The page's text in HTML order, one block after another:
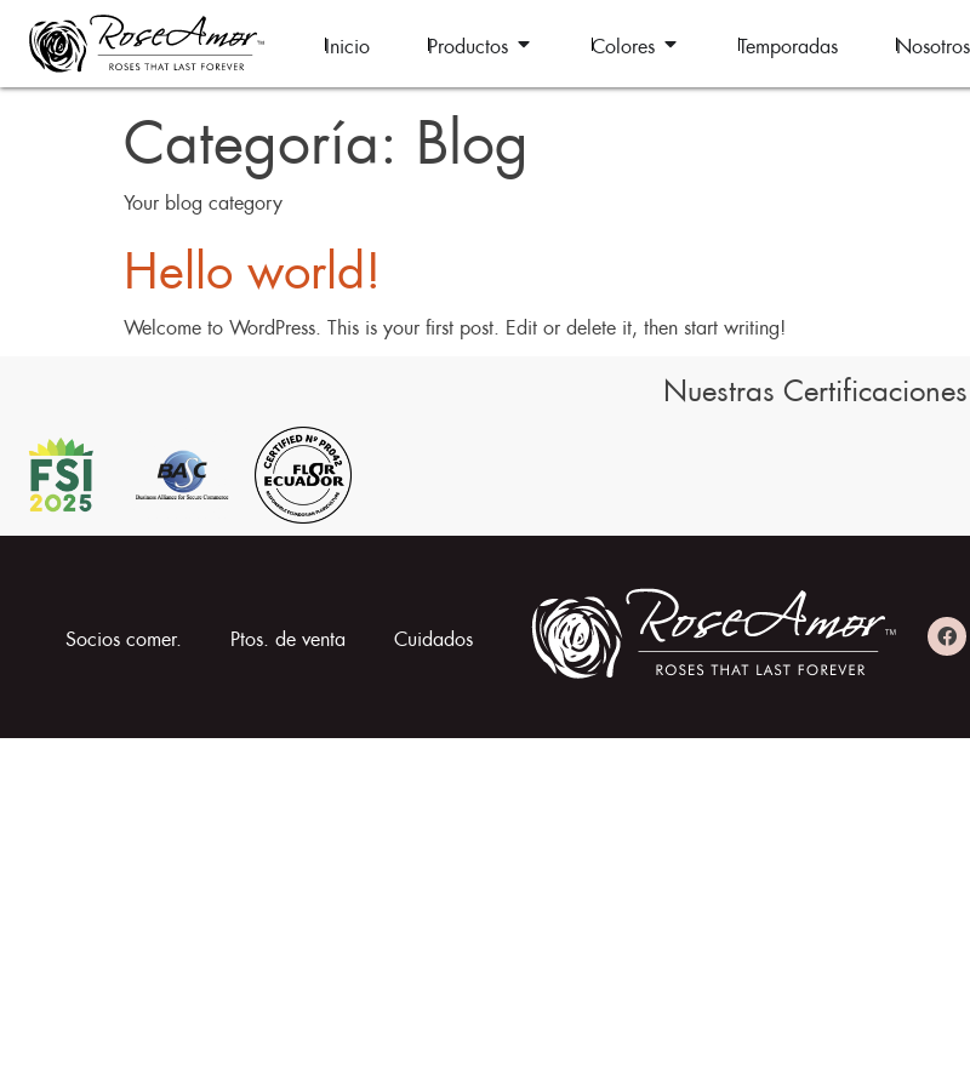
Inicio Productos Colores Temporadas Nosotros
Categoría: Blog
Your blog category
Hello world!
Welcome to WordPress. This is your first post. Edit or delete it, then start writing!
Nuestras Certificaciones
Socios comer. Ptos. de venta Cuidados